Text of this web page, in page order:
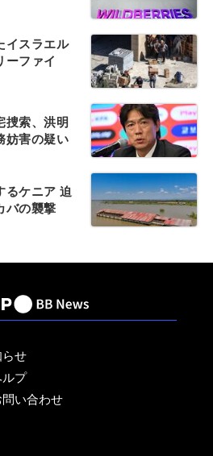
イスラエル
ーファイ
捜索、洪明
妨害の疑い
るケニア 迫
バの襲撃
せ
プ
い合わせ